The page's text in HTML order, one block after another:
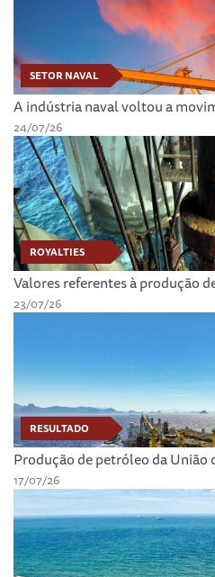
SETOR NAVAL
A indústria naval voltou a
24/07/26
ROYALTIES
Valores referentes à produção
23/07/26
RESULTADO
Produção de petróleo da União
17/07/26